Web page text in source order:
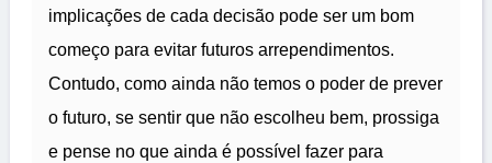
implicações de cada decisão pode ser um bom
começo para evitar futuros arrependimentos.
Contudo, como ainda não temos o poder de prever
o futuro, se sentir que não escolheu bem, prossiga
e pense no que ainda é possível fazer para